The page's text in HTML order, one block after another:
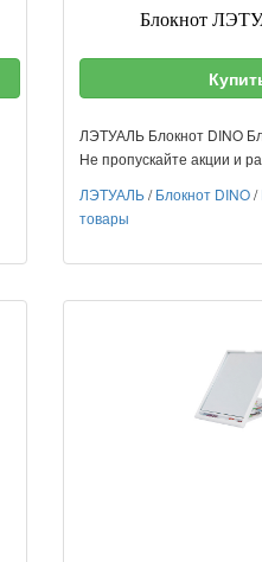
Блокнот
ЛЭТУАЛЬ Блокнот DINO
Не пропускайте акции и
ЛЭТУАЛЬ/Блокнот DINO/
товары